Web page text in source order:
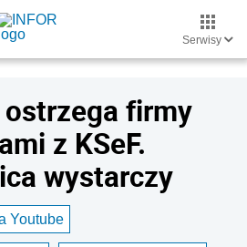
Serwisy
firmy
z KSeF.
wystarczy
Youtube